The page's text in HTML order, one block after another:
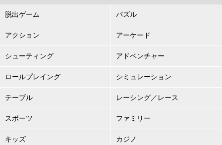
脱出ゲーム パズル
アクション アーケード
シューティング アドベンチャー
ロールプレイング シミュレーション
テーブル レーシング／レース
スポーツ ファミリー
キッズ カジノ